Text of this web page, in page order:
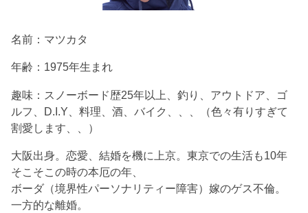
名前：マツカタ
年齢：1975年生まれ
趣味：スノーボード歴25年以上、釣り、アウトドア、ゴ
ルフ、D.I.Y、料理、酒、バイク、、、（色々有りすぎて
割愛します、、）
大阪出身。恋愛、結婚を機に上京。東京での生活も10年
そこそこの時の本厄の年、
ボーダ（境界性パーソナリティー障害）嫁のゲス不倫。
一方的な離婚。